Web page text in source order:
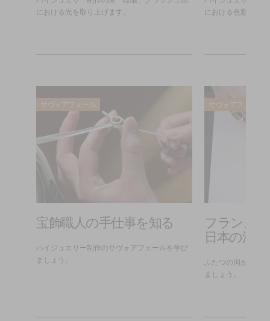
における光を取り上げます。
における色彩を取
サヴォアフェール
宝飾職人の手仕事を知る
ハイジュエリー制作のサヴォアフェールを学び
ましょう。
サヴォアフェール
フランス
日本の漆
ふたつの国が生ん
ましょう。